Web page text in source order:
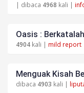
| dibaca 4968 kali |
Oasis :
4904 kali | mild report
Menguak Kisah
dibaca 4903 kali |